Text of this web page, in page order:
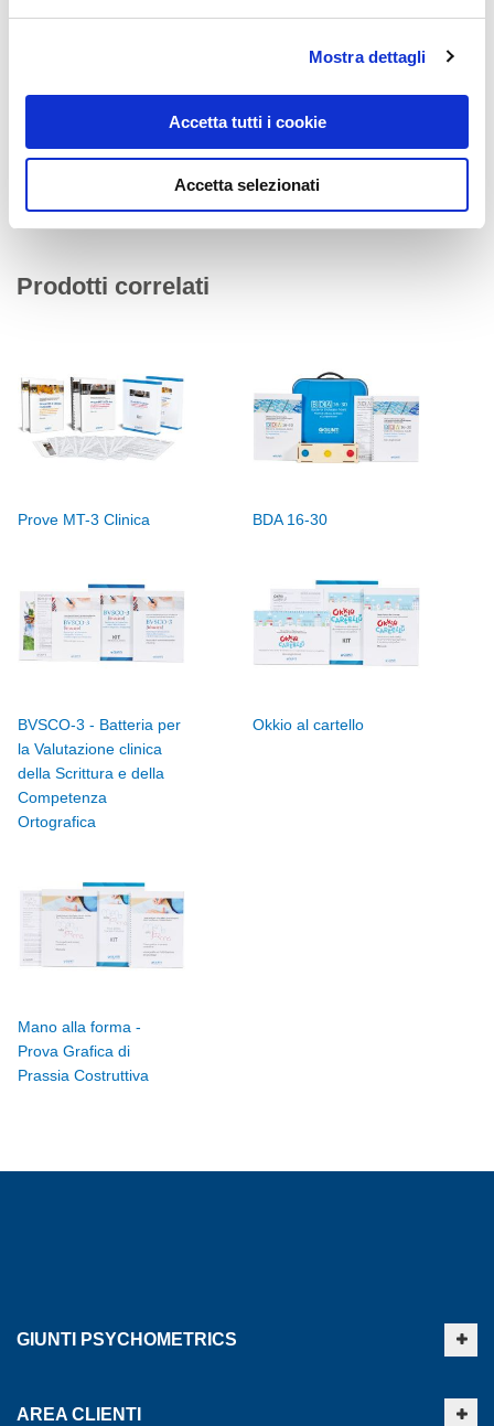
Mostra dettagli
Accetta tutti i cookie
Accetta selezionati
, poiché promuove un
Prodotti correlati
Prove MT-3 Clinica BDA 16-30
BVSCO-3 - Batteria per
la Valutazione clinica
della Scrittura e della
Competenza
Ortografica
Okkio al cartello
Mano alla forma -
Prova Grafica di
Prassia Costruttiva
GIUNTI PSYCHOMETRICS
AREA CLIENTI